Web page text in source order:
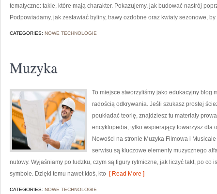
tematyczne: takie, które mają charakter. Pokazujemy, jak budować nastrój
Podpowiadamy, jak zestawiać byliny, trawy ozdobne oraz kwiaty sezonowe,
CATEGORIES: NOWE TECHNOLOGIE
Muzyka
To miejsce stworzyliśmy jako edukacyjny blog
radością odkrywania. Jeśli szukasz prostej
poukładać teorię, znajdziesz tu materiały
encyklopedia, tylko wspierający towarzysz dla
Nowości na stronie Muzyka Filmowa i
serwisu są kluczowe elementy muzycznego
nutowy. Wyjaśniamy po ludzku, czym są figury rytmiczne, jak liczyć takt, po co
symbole. Dzięki temu nawet ktoś, kto [ Read More ]
CATEGORIES: NOWE TECHNOLOGIE